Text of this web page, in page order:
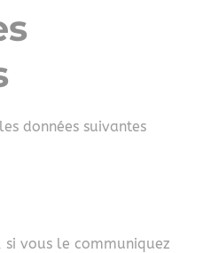
données suivantes
vous le communiquez